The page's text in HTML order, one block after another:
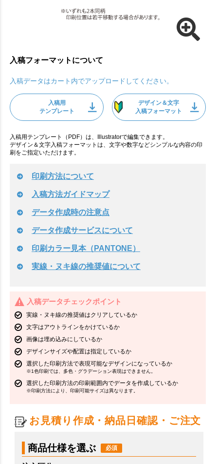
入稿フォーマットについて
入稿データはカート内でアップロードしてください。
入稿用
テンプレート
デザイン＆文字
入稿フォーマット
入稿用テンプレート（PDF）は、Illustratorで編集できます。
デザイン＆文字入稿フォーマットは、文字や数字などシンプルな内容の印
刷をご指定いただけます。
印刷方法について
入稿方法ガイドマップ
データ作成時の注意点
データ作成サービスについて
印刷カラー見本（PANTONE）
実線・ヌキ線の推奨値について
入稿データチェックポイント
実線・ヌキ線の推奨値はクリアしているか
文字はアウトラインをかけているか
画像は埋め込みにしているか
デザインサイズや配置は指定しているか
選択した印刷方法で表現可能なデザインになっているか
※1色印刷では、多色・グラデーション表現はできません。
選択した印刷方法の印刷範囲内でデータを作成しているか
※印刷方法により、印刷可能サイズは異なります。
お見積り作成・納品日確認・ご注文
商品仕様を選ぶ